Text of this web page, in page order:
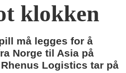
klokken
må legges for å
Norge til Asia på
Logistics tar på